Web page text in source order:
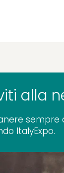
alla
sempre
ItalyExpo.